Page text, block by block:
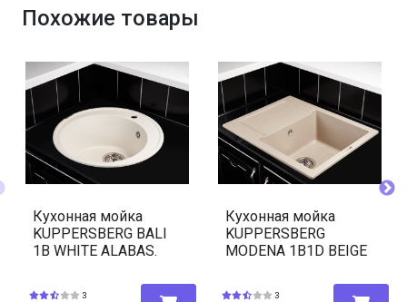
Похожие товары
Кухонная мойка
KUPPERSBERG BALI
1B WHITE ALABAS.
3
Кухонная мойка
KUPPERSBERG
MODENA 1B1D BEIGE
3